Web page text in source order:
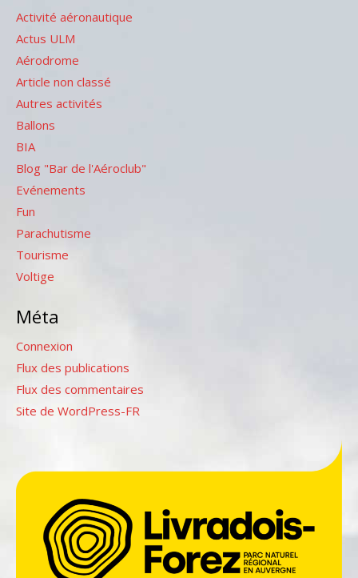
Activité aéronautique
Actus ULM
Aérodrome
Article non classé
Autres activités
Ballons
BIA
Blog "Bar de l'Aéroclub"
Evénements
Fun
Parachutisme
Tourisme
Voltige
Méta
Connexion
Flux des publications
Flux des commentaires
Site de WordPress-FR